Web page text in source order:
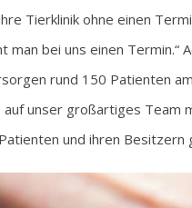
Tierklinik ohne einen
man bei uns einen
rund 150 Patienten
auf unser großartiges Team
und ihren